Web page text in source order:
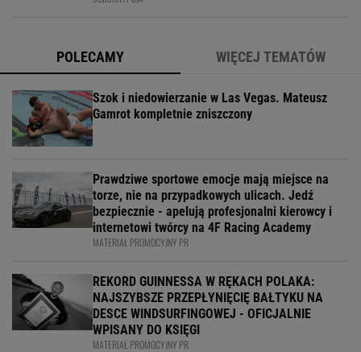
POLECAMY WIĘCEJ TEMATÓW
Szok i niedowierzanie w Las Vegas. Mateusz
Gamrot kompletnie zniszczony
Prawdziwe sportowe emocje mają miejsce na
torze, nie na przypadkowych ulicach. Jedź
bezpiecznie - apelują profesjonalni kierowcy i
internetowi twórcy na 4F Racing Academy
MATERIAŁ PROMOCYJNY PR
REKORD GUINNESSA W RĘKACH POLAKA:
NAJSZYBSZE PRZEPŁYNIĘCIĘ BAŁTYKU NA
DESCE WINDSURFINGOWEJ - OFICJALNIE
WPISANY DO KSIĘGI
MATERIAŁ PROMOCYJNY PR